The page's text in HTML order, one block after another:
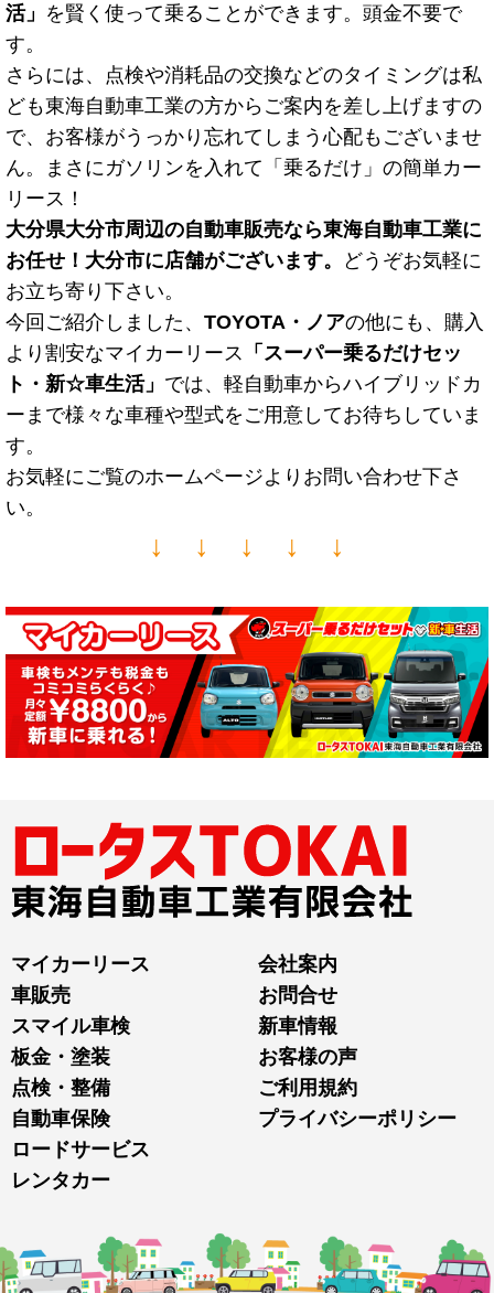
活」 を賢く使って乗ることができます。頭金不要で
す。
さらには、点検や消耗品の交換などのタイミングは私
ども東海自動車工業の方からご案内を差し上げますの
で、お客様がうっかり忘れてしまう心配もございませ
ん。まさにガソリンを入れて「乗るだけ」の簡単カー
リース！
大分県大分市周辺の自動車販売なら東海自動車工業に
お任せ！大分市に店舗がございます。 どうぞお気軽に
お立ち寄り下さい。
今回ご紹介しました、 TOYOTA・ノアの他にも、購入
より割安なマイカーリース
「スーパー乗るだけセッ
ト・新☆車生活」 では、軽自動車からハイブリッドカ
ーまで様々な車種や型式をご用意してお待ちしていま
す。
お気軽にご覧のホームページよりお問い合わせ下さ
い。
↓ ↓ ↓ ↓ ↓
マイカーリース
車販売
スマイル車検
板金・塗装
点検・整備
自動車保険
ロードサービス
レンタカー
会社案内
お問合せ
新車情報
お客様の声
ご利用規約
プライバシーポリシー